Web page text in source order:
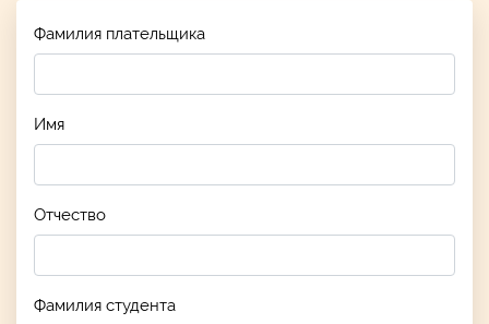
Фамилия плательщика
Имя
Отчество
Фамилия студента